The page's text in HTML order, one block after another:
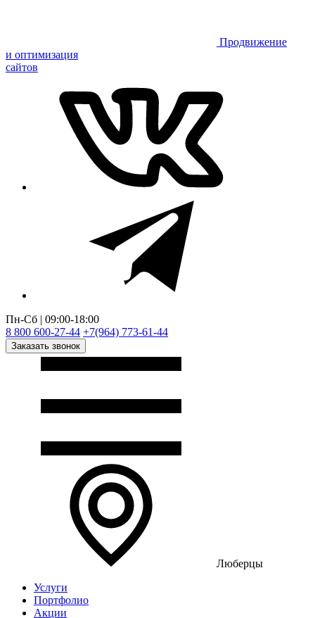
Продвижение
и оптимизация
сайтов
Пн-Сб | 09:00-18:00
8 800 600-27-44 +7(964) 773-61-44
Заказать звонок
Люберцы
Услуги
Портфолио
Акции